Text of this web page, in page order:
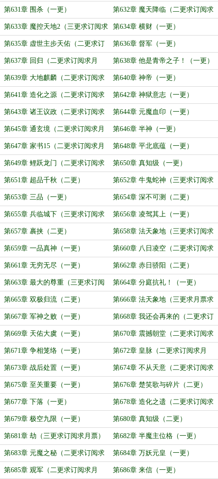
月票）
第631章 围杀（一更） 第632章 魔天降临（二更求订阅求
月票）
第633章 魔控天地2（三更求订阅求
月票）
第634章 横财（一更）
第635章 虚世主步天佑（二更求订
阅求月票）
第636章 督军（一更）
第637章 回归（二更求订阅求月
票）
第638章 他是青帝之子！（一更）
第639章 大地麒麟（二更求订阅求
月票）
第640章 神帝（一更）
第641章 造化之源（二更求订阅求
月票）
第642章 神狱意志（一更）
第643章 诸王议政（二更求订阅求
月票）
第644章 元魔血印（一更）
第645章 通玄境（二更求订阅求月
票）
第646章 半神（一更）
第647章 家书15（二更求订阅求月
票）
第648章 平北底蕴（一更）
第649章 鲤跃龙门（二更求订阅求
月票）
第650章 真知级（一更）
第651章 超品千秋（二更） 第652章 牛鬼蛇神（三更求订阅求
月票）
第653章 三品（一更） 第654章 深不可测（二更）
第655章 兵临城下（三更求订阅求
月票）
第656章 凌驾其上（一更）
第657章 裹挟（二更） 第658章 法天象地（三更求订阅求
月票）
第659章 一品真神（一更） 第660章 八日凌空（二更求订阅求
月票）
第661章 无穷无尽（一更） 第662章 赤日骄阳（二更）
第663章 最大的尊重（三更求订阅
求月票）
第664章 分庭抗礼！（一更）
第665章 双极归流（二更） 第666章 法天象地（三更求月票求
订阅）
第667章 军神之败（一更） 第668章 我还会再来的（二更求订
阅求月票）
第669章 天佑大虞（一更） 第670章 震撼朝堂（二更求订阅求
月票）
第671章 争相笼络（一更） 第672章 皇脉（二更求订阅求月
票）
第673章 战后处置（一更） 第674章 不从天意（二更求订阅求
月票）
第675章 至关重要（一更） 第676章 楚笑歌与碎片（二更）
第677章 下落（一更） 第678章 造化之遗（二更求订阅求
月票）
第679章 极空九限（一更） 第680章 真知级（二更）
第681章 劫（三更求订阅求月票） 第682章 半魔主位格（一更）
第683章 元魔之秘（二更求订阅求
月票）
第684章 万妖元皇（一更）
第685章 观军（二更求订阅求月 第686章 来信（一更）